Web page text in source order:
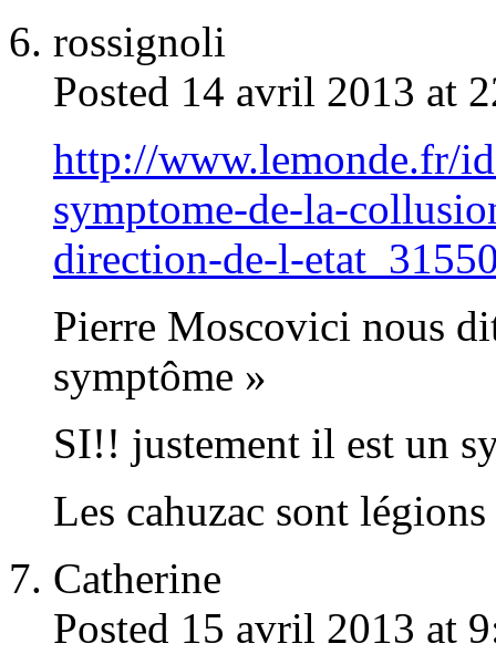
rossignoli
Posted 14 avril 2013 at
http://www.lemonde.fr/
symptome-de-la-
direction-de-l-
Pierre Moscovici nous
symptôme »
SI!! justement il est un
Les cahuzac sont
Catherine
Posted 15 avril 2013 at